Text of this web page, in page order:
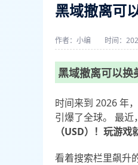
黑域撤离可
作者：小编 时间：
黑域撤离可以换
时间来到 2026 年
引爆了全球。 最近
（USD）！玩游
看着搜索栏里飙升